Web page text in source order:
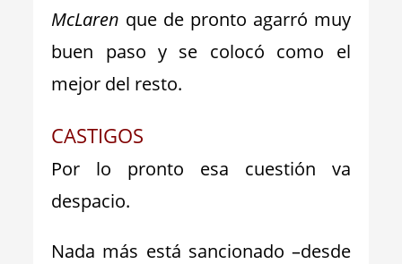
McLaren que de pronto agarró muy
buen paso y se colocó como el
mejor del resto.
CASTIGOS
Por lo pronto esa cuestión va
despacio.
Nada más está sancionado –desde